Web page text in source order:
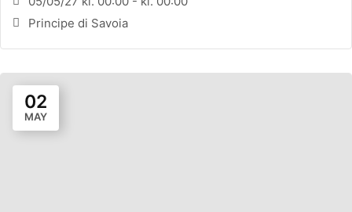
Principe di Savoia
02
MAY